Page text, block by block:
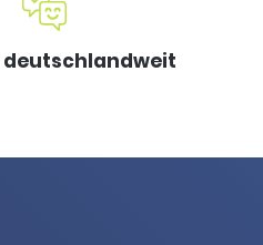
deutschlandweit